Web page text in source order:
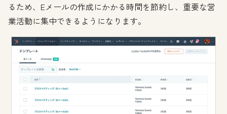
るため、Eメールの作成にかかる時間を節約し、重要な営
業活動に集中できるようになります。